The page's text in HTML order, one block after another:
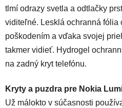
tlmí odrazy svetla a odtlačky
viditeľné. Lesklá ochranná fólia
poškodením a vďaka svojej
takmer vidieť. Hydrogel
na zadný kryt telefónu.
Kryty a puzdra pre Nokia
Už málokto v súčasnosti